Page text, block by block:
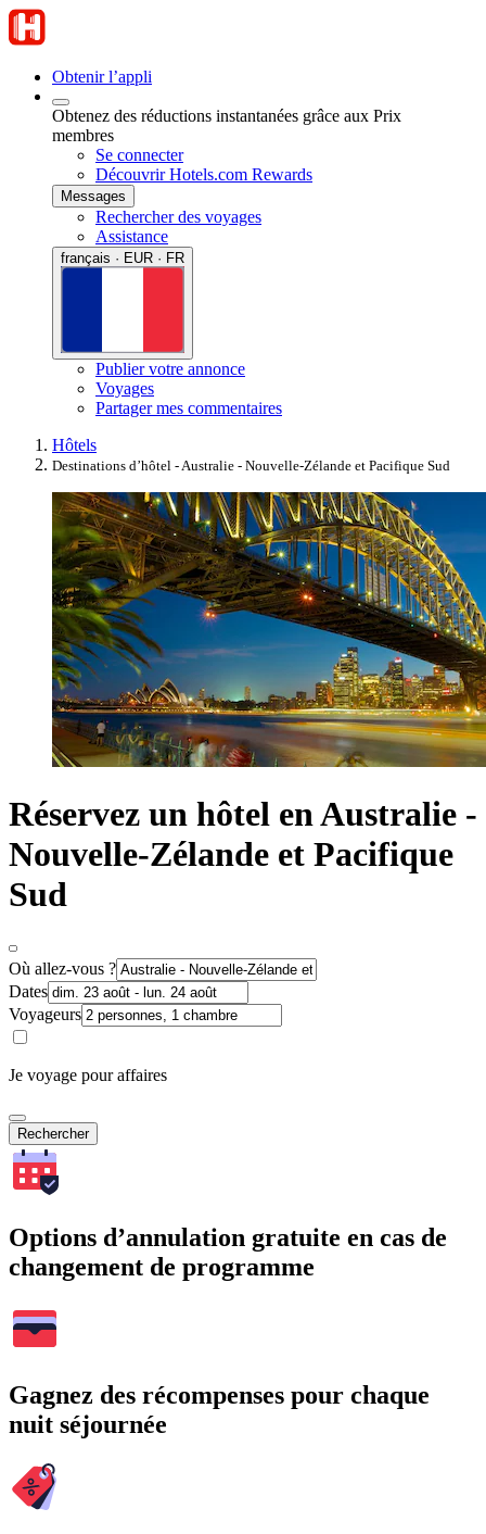
Obtenir l’appli
Obtenez des réductions instantanées grâce aux Prix
membres
Se connecter
Découvrir Hotels.com Rewards
Messages
Rechercher des voyages
Assistance
français · EUR · FR
Publier votre annonce
Voyages
Partager mes commentaires
Hôtels
Destinations d’hôtel - Australie - Nouvelle-Zélande et Pacifique Sud
Réservez un hôtel en Australie -
Nouvelle-Zélande et Pacifique
Sud
Où allez-vous ?
Dates
Voyageurs
Je voyage pour affaires
Rechercher
Options d’annulation gratuite en cas de
changement de programme
Gagnez des récompenses pour chaque
nuit séjournée